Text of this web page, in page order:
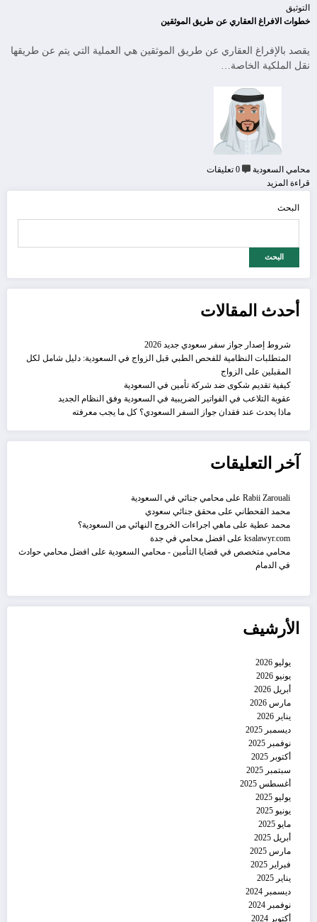
التوثيق
خطوات الافراغ العقاري عن طريق الموثقين
يقصد بالإفراغ العقاري عن طريق الموثقين هي العملية التي يتم عن طريقها
نقل الملكية الخاصة…
محامي السعودية
0 تعليقات
قراءة المزيد
البحث
البحث
أحدث المقالات
شروط إصدار جواز سفر سعودي جديد 2026
المتطلبات النظامية للفحص الطبي قبل الزواج في السعودية: دليل شامل لكل
المقبلين على الزواج
كيفية تقديم شكوى ضد شركة تأمين في السعودية
عقوبة التلاعب في الفواتير الضريبية في السعودية وفق النظام الجديد
ماذا يحدث عند فقدان جواز السفر السعودي؟ كل ما يجب معرفته
آخر التعليقات
Rabii Zarouali علىمحامي جنائي في السعودية
محمد القحطاني علىمحقق جنائي سعودي
محمد عطية علىماهي اجراءات الخروج النهائي من السعودية؟
ksalawyr.com علىافضل محامي في جدة
محامي متخصص في قضايا التأمين - محامي السعودية علىافضل محامي حوادث
في الدمام
الأرشيف
يوليو 2026
يونيو 2026
أبريل 2026
مارس 2026
يناير 2026
ديسمبر 2025
نوفمبر 2025
أكتوبر 2025
سبتمبر 2025
أغسطس 2025
يوليو 2025
يونيو 2025
مايو 2025
أبريل 2025
مارس 2025
فبراير 2025
يناير 2025
ديسمبر 2024
نوفمبر 2024
أكتوبر 2024